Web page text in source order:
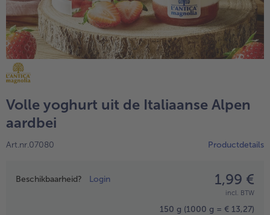
High Protein
alleHigh Protein
Veggie & Vegan
Volle yoghurt uit de Italiaanse Alpen
aardbei
Art.nr.07080 Productdetails
Prijsopgave
Beschikbaarheid? Login 1,99 €
incl. BTW
150 g (1000 g = € 13,27)